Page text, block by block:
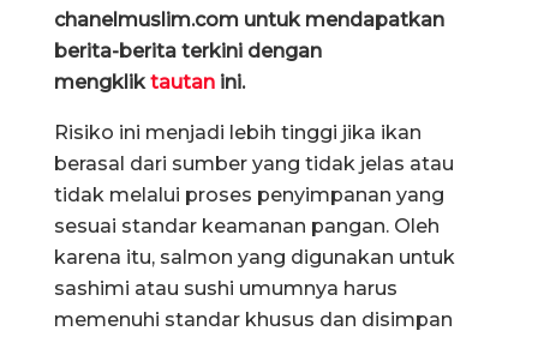
chanelmuslim.com untuk mendapatkan
berita-berita terkini dengan
mengkliktautan ini.
Risiko ini menjadi lebih tinggi jika ikan
berasal dari sumber yang tidak jelas atau
tidak melalui proses penyimpanan yang
sesuai standar keamanan pangan. Oleh
karena itu, salmon yang digunakan untuk
sashimi atau sushi umumnya harus
memenuhi standar khusus dan disimpan